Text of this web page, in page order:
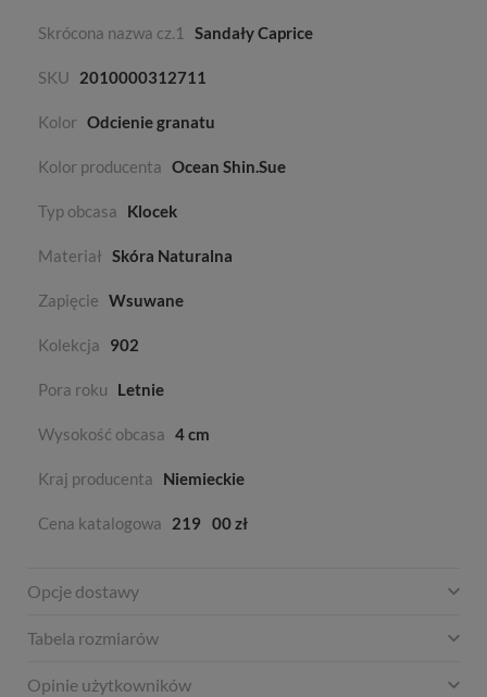
Skrócona nazwa cz.1 Sandały Caprice
SKU 2010000312711
Kolor Odcienie granatu
Kolor producenta Ocean Shin.Sue
Typ obcasa Klocek
Materiał Skóra Naturalna
Zapięcie Wsuwane
Kolekcja 902
Pora roku Letnie
Wysokość obcasa 4 cm
Kraj producenta Niemieckie
Cena katalogowa 219 00 zł
Opcje dostawy
Tabela rozmiarów
Opinie użytkowników